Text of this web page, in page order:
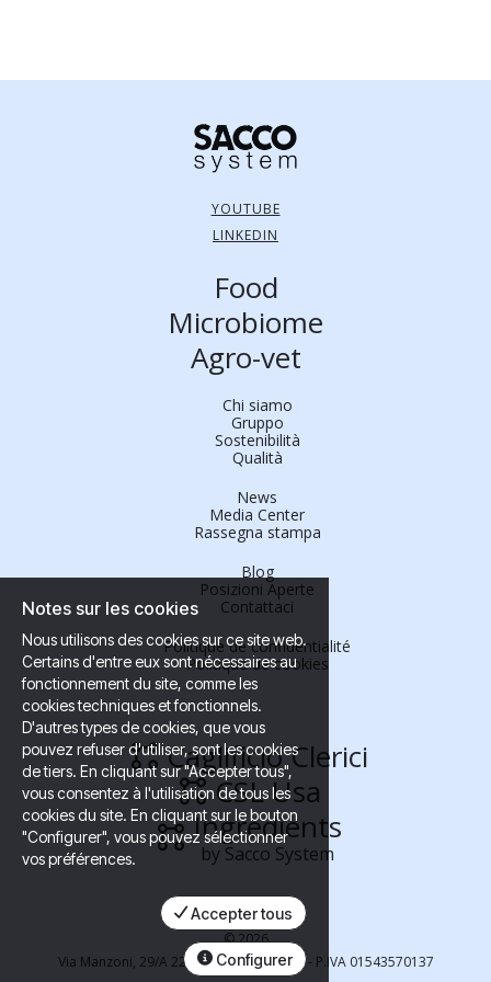
YOUTUBE
LINKEDIN
Food
Microbiome
Agro-vet
Chi siamo
Gruppo
Sostenibilità
Qualità
News
Media Center
Rassegna stampa
Blog
Posizioni Aperte
Contattaci
Politique de confidentialité
Politique de cookies
Caglificio Clerici
CSL Usa
Ingredients
by Sacco System
©2026
Via Manzoni, 29/A 22071 Cadorago (Co) - P.IVA 01543570137
Notes sur les cookies
Nous utilisons des cookies sur ce site web.
Certains d'entre eux sont nécessaires au
fonctionnement du site, comme les
cookies techniques et fonctionnels.
D'autres types de cookies, que vous
pouvez refuser d'utiliser, sont les cookies
de tiers. En cliquant sur "Accepter tous",
vous consentez à l'utilisation de tous les
cookies du site. En cliquant sur le bouton
"Configurer", vous pouvez sélectionner
vos préférences.
Accepter tous
Configurer